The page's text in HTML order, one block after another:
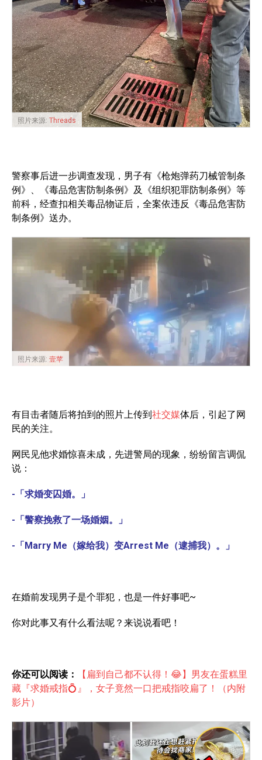
照片来源: Threads
警察事后进一步调查发现，男子有《枪炮弹药刀械管制条
例》、《毒品危害防制条例》及《组织犯罪防制条例》等
前科，经查扣相关毒品物证后，全案依违反《毒品危害防
制条例》送办。
照片来源: 壹苹
有目击者随后将拍到的照片上传到社交媒体后，引起了网
民的关注。
网民见他求婚惊喜未成，先进警局的现象，纷纷留言调侃
说：
-「求婚变囚婚。」
-「警察挽救了一场婚姻。」
-「Marry Me（嫁给我）变Arrest Me（逮捕我）。」
在婚前发现男子是个罪犯，也是一件好事吧~
你对此事又有什么看法呢？来说说看吧！
你还可以阅读：
【扁到自己都不认得！😂】男友在蛋糕里
藏『求婚戒指💍』，女子竟然一口把戒指咬扁了！（内附
影片）